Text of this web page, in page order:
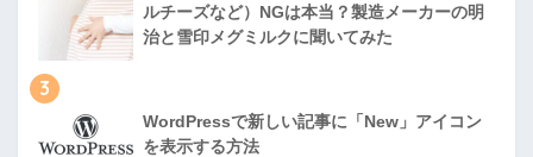
ルチーズなど）NGは本当？製造メーカーの明
治と雪印メグミルクに聞いてみた
3
WordPressで新しい記事に「New」アイコン
を表示する方法